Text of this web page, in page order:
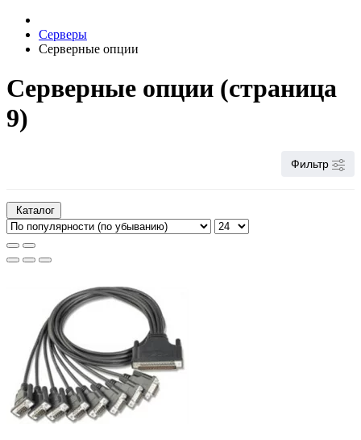
Серверы
Серверные опции
Серверные опции (страница
9)
Фильтр
Каталог